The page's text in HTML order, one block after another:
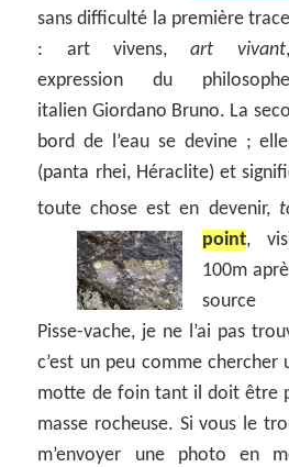
sans difficulté la première trace
: art vivens,art vivant,
expression du philosophe
italien Giordano Bruno. La
bord de l’eau se devine ;
(panta rhei, Héraclite) et
toute chose est en devenir,
point,
100m
source
Pisse-vache, je ne l’ai pas
c’est un peu comme chercher
motte de foin tant il doit être
masse rocheuse. Si vous le
m’envoyer une photo en